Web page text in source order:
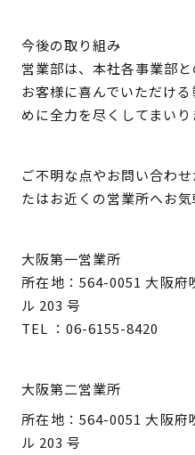
今後の取り組み
営業部は、本社各事業部
お客様に喜んでいただけ
めに全力を尽くしてまいり
ご不明な点やお問い合わ
たはお近くの営業所へお気
大阪第一営業所
所在地：564-0051 大阪
ル 203 号
TEL ：06-6155-8420
大阪第二営業所
所在地：564-0051 大阪
ル 203 号